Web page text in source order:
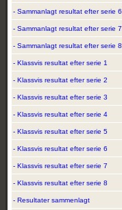
- Sammanlagt resultat efter serie 6
- Sammanlagt resultat efter serie 7
- Sammanlagt resultat efter serie 8
- Klassvis resultat efter serie 1
- Klassvis resultat efter serie 2
- Klassvis resultat efter serie 3
- Klassvis resultat efter serie 4
- Klassvis resultat efter serie 5
- Klassvis resultat efter serie 6
- Klassvis resultat efter serie 7
- Klassvis resultat efter serie 8
- Resultater sammenlagt